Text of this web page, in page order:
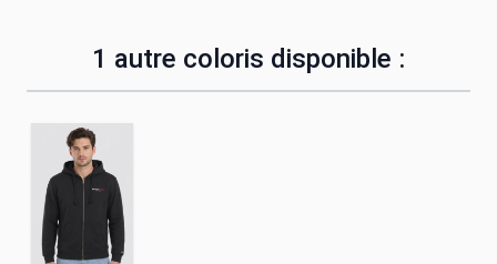
1 autre coloris disponible :